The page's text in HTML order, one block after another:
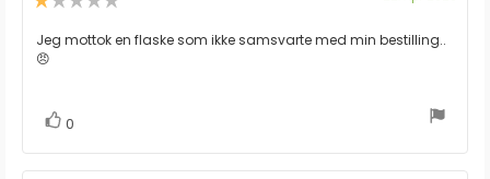
av
Omtaletekst:
Jeg mottok en flaske som ikke samsvarte med min bestilling..
😠
Liker
0